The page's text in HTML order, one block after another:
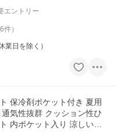
エントリー
6件）
業日を除く）
保冷剤ポケット付き 夏用
気性抜群 クッション性ひ
内ポケット入り 涼しいメ